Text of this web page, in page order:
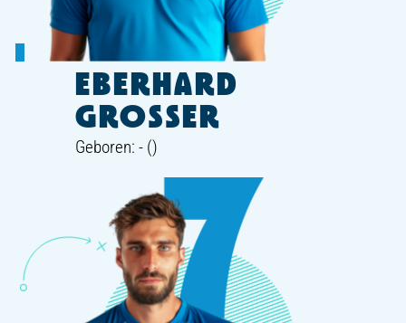
EBERHARD
GROSSER
Geboren: - ()